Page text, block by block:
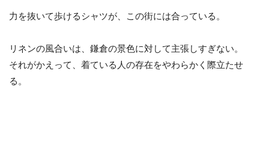
力を抜いて歩けるシャツが、この街には合っている。
リネンの風合いは、鎌倉の景色に対して主張しすぎない。
それがかえって、着ている人の存在をやわらかく際立たせ
る。